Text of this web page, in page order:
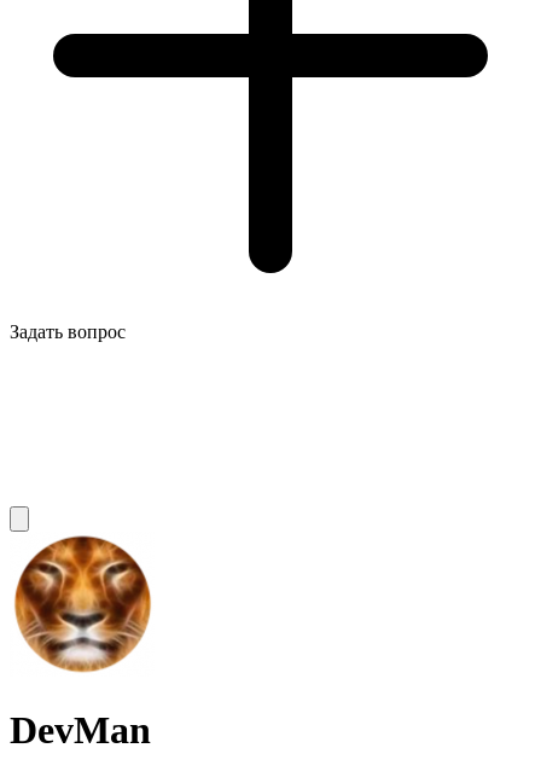
Задать вопрос
DevMan